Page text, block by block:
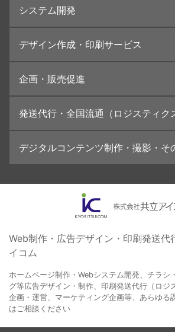
ランディングページ制作
Web分析・改善・コンサルティング
インターネット広告代行
UI・UXデザイン設計
システム開発
デザイン作成・印刷サービス
カタログデザインの制作・印刷
冊子/パンフレットのデザイン制作・印刷
学校・会社案内パンフレット制作・印刷
高精細印刷（スブリマ印刷）
社内報
名刺
一般印刷 （オンデマンド・オフセット）
ユニバーサル・コミュニケーション・デザイン
企画・販売促進
ブランディング戦略
イベント運営
コンテンツ制作
周年事業
採用プロモーション
発送代行・全国流通（ロジスティク
デジタルコンテンツ制作・撮影・そ
イラスト・キャラクター制作
ロゴデザイン・CI設計
コピー・ライティング
電子ブック制作
自社メディア
Web制作・広告デザイン・印刷発送代
イコム
ホームページ制作・Webシステム開発、チラシ
グ等広告デザイン・制作、印刷発送代行（ロジ
企画・運営、マーケティング企画等、あらゆる
はご相談ください